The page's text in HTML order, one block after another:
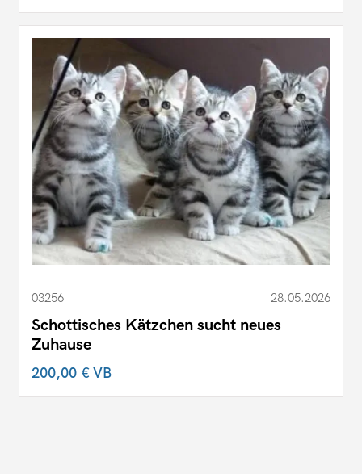
03256 28.05.2026
Schottisches Kätzchen sucht neues
Zuhause
200,00 €VB